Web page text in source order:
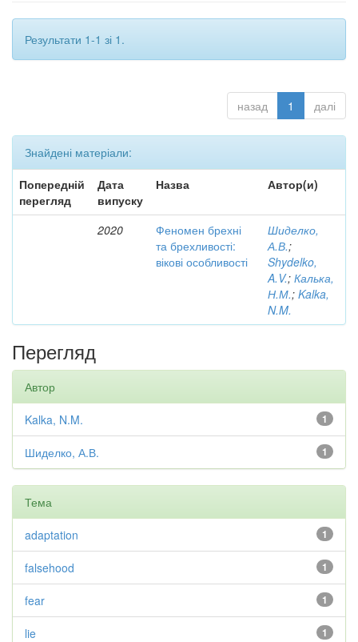
Результати 1-1 зі 1.
назад 1 далі
Знайдені матеріали:
Попередній
перегляд
Дата
випуску
Назва Автор(и)
2020
Феномен брехні
та брехливості:
вікові особливості
Шиделко,
А.В.;
Shydelko,
A.V.; Калька,
Н.М.; Kalka,
N.M.
Перегляд
Автор
1
Kalka, N.M.
1
Шиделко, А.В.
Тема
1
adaptation
1
falsehood
1
fear
1
lie